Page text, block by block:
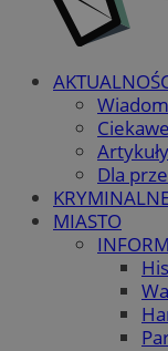
Dla
MIASTO